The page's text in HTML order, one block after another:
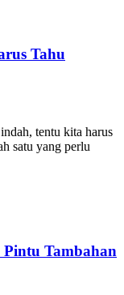
Tahu
tentu kita harus
satu yang perlu
Tambahan